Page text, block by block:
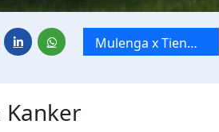
Mulenga x Tien
mile van Utrecht
Kanker